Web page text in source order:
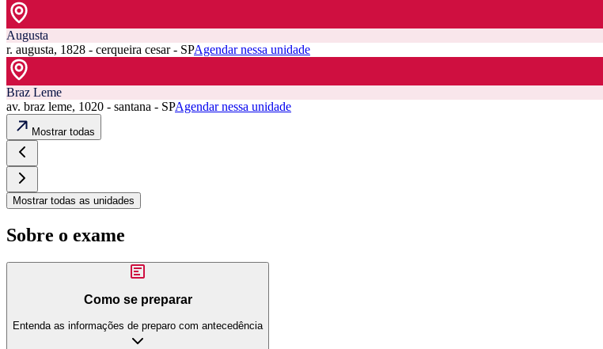
Augusta
r. augusta, 1828 - cerqueira cesar - SPAgendar nessa unidade
Braz Leme
av. braz leme, 1020 - santana - SPAgendar nessa unidade
Mostrar todas
Mostrar todas as unidades
Sobre o exame
Como se preparar
Entenda as informações de preparo com antecedência